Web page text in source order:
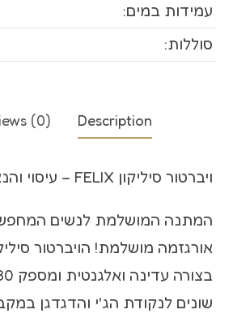
עמידות במים:
סוללות:
Description
(0)
ויברטור סיליקון FELIX – עיסוי והנאה בכל שימוש
המתנה המושלמת לנשים
שונים לנקודת הג'י והדגדגן